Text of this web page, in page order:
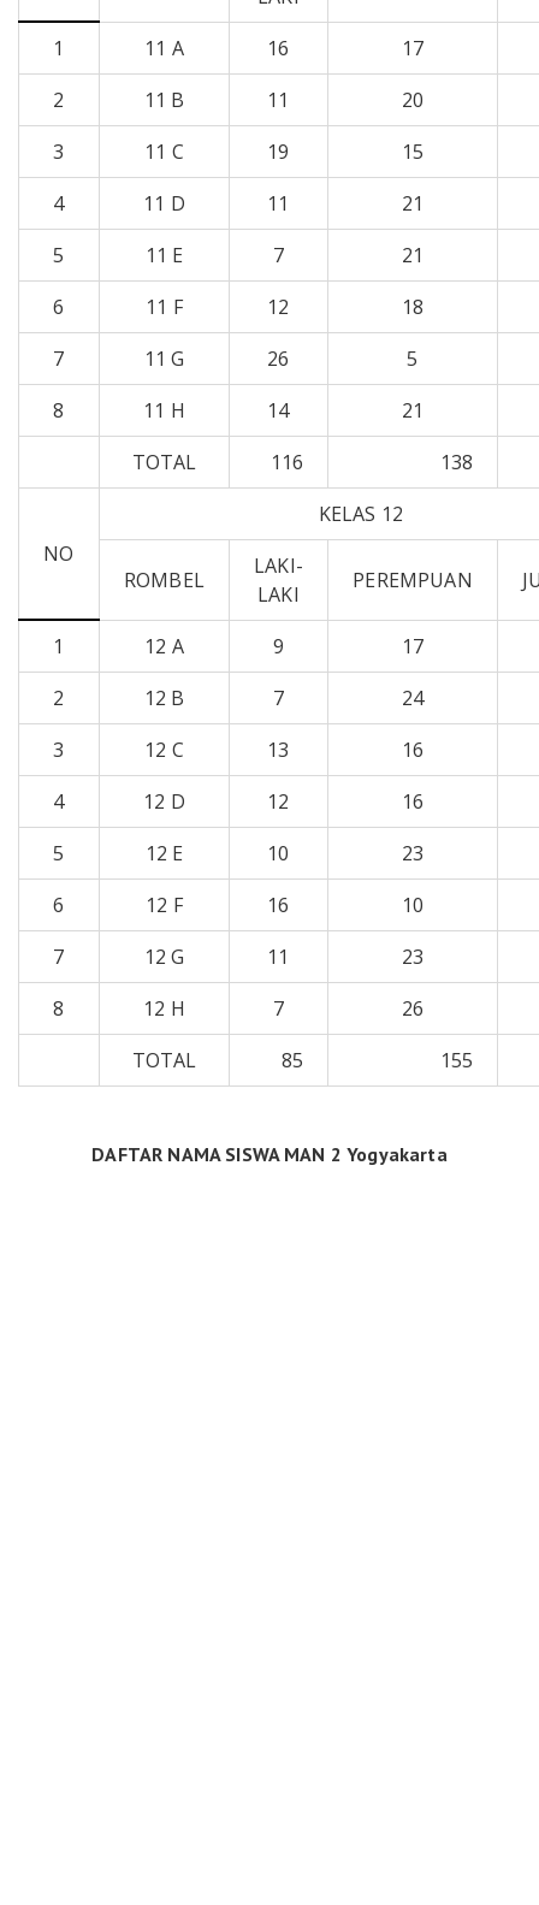
1 11 A 16
17
2
11 B 11
20
3
11 C 19
15
4
11 D 11
21
5
11 E 7
21
6
11 F 12
18
7
11 G 26
5
8
11 H 14
21
TOTAL
116 138
NO
KELAS 12
ROMBEL
LAKI-
LAKI
PEREMPUAN
1 12 A 9
17
2
12 B 7
24
3
12 C 13
16
4
12 D 12
16
5
12 E 10
23
6
12 F 16
10
7
12 G 11
23
8
12 H 7
26
TOTAL
85 155
DAFTAR NAMA SISWA MAN 2 Yogyakarta